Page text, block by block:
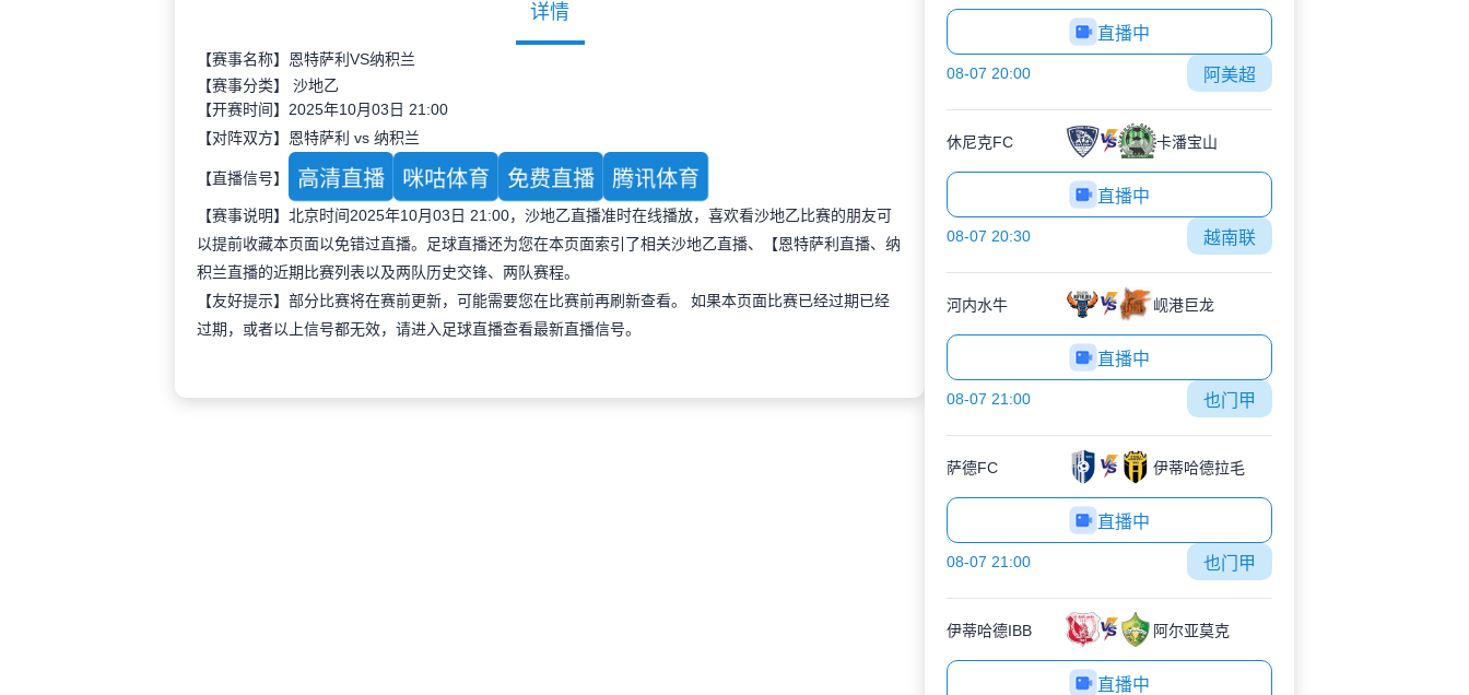
详情
【赛事名称】恩特萨利VS纳积兰
【赛事分类】 沙地乙
【开赛时间】2025年10月03日 21:00
【对阵双方】恩特萨利 vs 纳积兰
【直播信号】 高清直播 咪咕体育 免费直播 腾讯体育
【赛事说明】北京时间2025年10月03日 21:00，沙地乙直播准时在线播放，喜欢看沙地乙比赛的朋友可
以提前收藏本页面以免错过直播。足球直播还为您在本页面索引了相关沙地乙直播、【恩特萨利直播、纳
积兰直播的近期比赛列表以及两队历史交锋、两队赛程。
【友好提示】部分比赛将在赛前更新，可能需要您在比赛前再刷新查看。 如果本页面比赛已经过期已经
过期，或者以上信号都无效，请进入足球直播查看最新直播信号。
直播中
08-07 20:00 阿美超
休尼克FC 卡潘宝山
直播中
08-07 20:30 越南联
河内水牛 岘港巨龙
直播中
08-07 21:00 也门甲
萨德FC 伊蒂哈德拉毛
直播中
08-07 21:00 也门甲
伊蒂哈德IBB 阿尔亚莫克
直播中